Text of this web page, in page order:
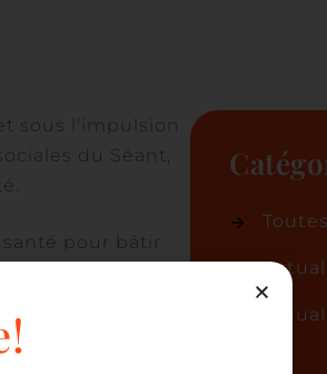
sous l’impulsion
du Séant,
pour bâtir
des patients et
en charge